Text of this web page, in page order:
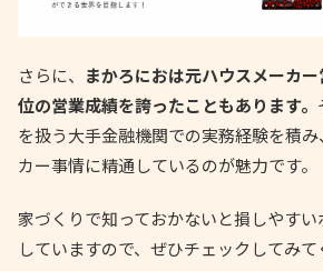
さらに、 まかろにおは元ハウスメーカ
位の営業成績を誇ったこともあります。
を扱う大手金融機関での実務経験を積
カー事情に精通しているのが魅力です。
家づくりで知っておかないと損しやす
していますので、ぜひチェックしてみて